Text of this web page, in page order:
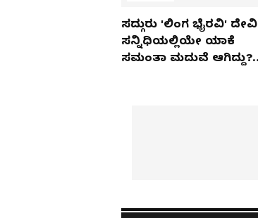
ಸದ್ಗುರು 'ಲಿಂಗ ಭೈರವಿ' ದೇವಿ
ಸನ್ನಿಧಿಯಲ್ಲಿಯೇ ಯಾಕೆ
ಸಮಂತಾ ಮದುವೆ ಆಗಿದ್ದು?